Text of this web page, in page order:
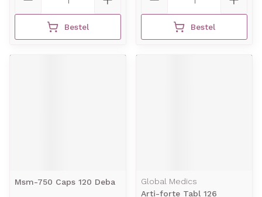
Bestel Bestel
Msm-750 Caps 120 Deba
Global Medics
Arti-forte Tabl 126